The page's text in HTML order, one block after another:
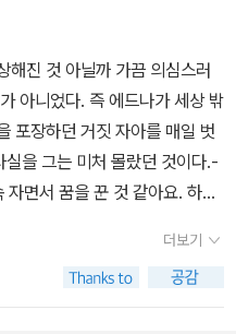
가 아주 멀다. 아들들을 사랑
동적인 구석’이 있어서 가끔 두
이들의 존재를 까맣게 잊어버
어쩌다 못 견디게 보고 싶을 때
하지도 않는다. ‘아이들의 부
애의 책임에서 그녀를 해방시켜
뇰 부인과 거리감이 있다고 해
금 마음을 여는데, 아마도 라
안만 작가로 활동하며 두 편의
, <각성 Awakening>은 이이
며 문제작으로 일컫는단다. 쇼
스와 루이지애나에는 프랑스,
프랑스계 이민들의 재 이민
한다. 그래서 그런지 이 책 <
이 일관되게 나온다. 흔히 미국
는 하지만 19세기의 미국은
었다. 이 책에서도 여성, 이중에
해진 것 아닐까 가끔 의심스러
아니었다. 즉 에드나가 세상 밖
포장하던 거짓 자아를 매일 벗
을 그는 미처 몰랐던 것이다.-
면서 꿈을 꾼 것 같아요. 하지
럽더라도 결국 깨어나는 게 낫
더보기